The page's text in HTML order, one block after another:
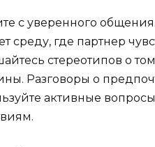
с уверенного
среду, где партнер
стереотипов о
Разговоры о
активные